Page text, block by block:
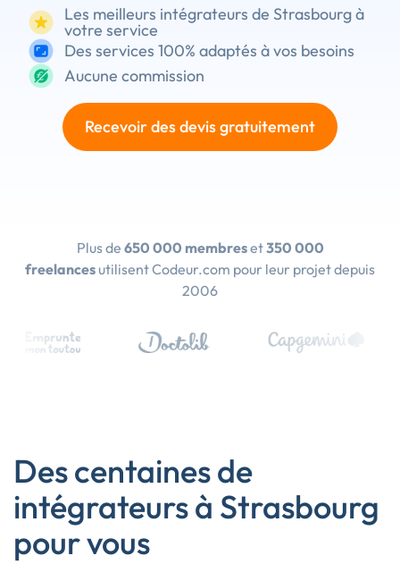
Les meilleurs intégrateurs de Strasbourg à
votre service
Des services 100% adaptés à vos besoins
Aucune commission
Recevoir des devis gratuitement
Plus de 650 000 membreset350 000
freelances utilisent Codeur.com pour leur projet depuis
2006
Des centaines de
intégrateurs à Strasbourg
pour vous